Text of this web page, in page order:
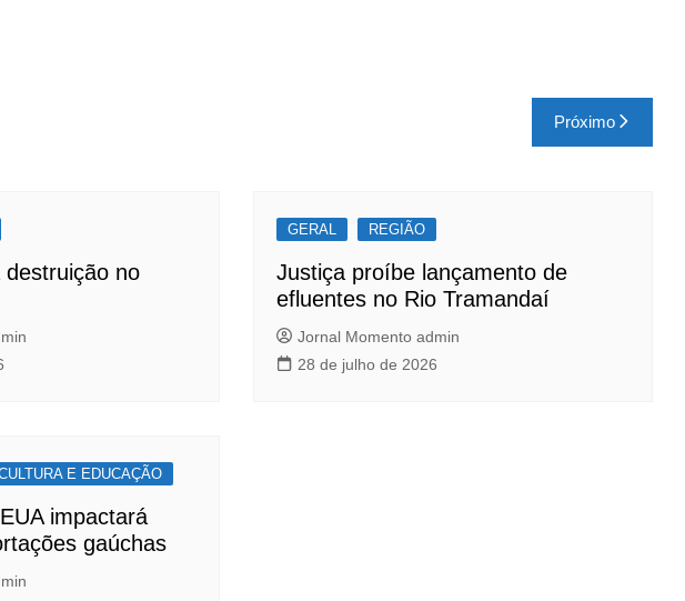
Próximo
destruição no
GERAL REGIÃO
Justiça proíbe lançamento de
efluentes no Rio Tramandaí
Jornal Momento admin
28 de julho de 2026
E EDUCAÇÃO
impactará
gaúchas